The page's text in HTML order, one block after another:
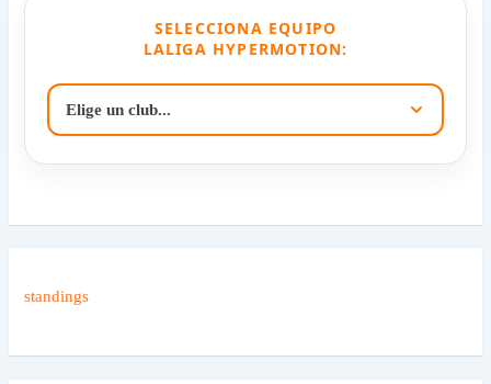
SELECCIONA EQUIPO
LALIGA HYPERMOTION:
standings